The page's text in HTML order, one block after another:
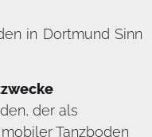
in Dortmund Sinn
der als
Tanzboden